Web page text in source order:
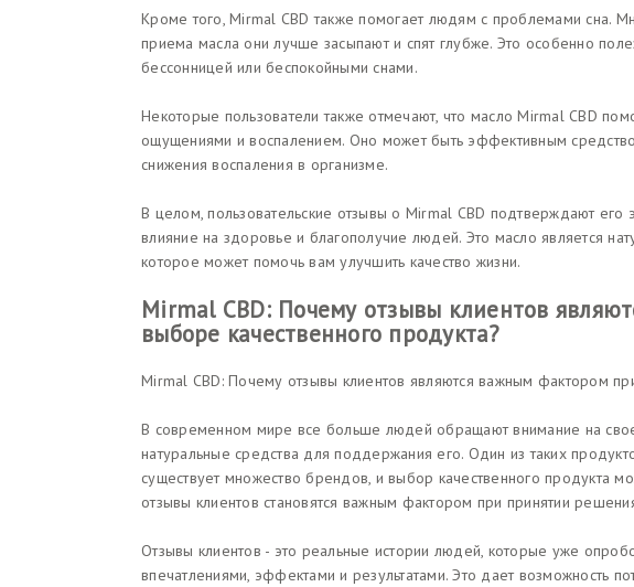
Кроме того, Mirmal CBD также помогает людям с проблемами сна.
приема масла они лучше засыпают и спят глубже. Это особенно
бессонницей или беспокойными снами.
Некоторые пользователи также отмечают, что масло Mirmal CBD
ощущениями и воспалением. Оно может быть эффективным
снижения воспаления в организме.
В целом, пользовательские отзывы о Mirmal CBD подтверждают его
влияние на здоровье и благополучие людей. Это масло является
которое может помочь вам улучшить качество жизни.
Mirmal CBD: Почему отзывы клиентов
выборе качественного продукта?
Mirmal CBD: Почему отзывы клиентов являются важным фактором
В современном мире все больше людей обращают внимание на свое
натуральные средства для поддержания его. Один из таких
существует множество брендов, и выбор качественного продукта
отзывы клиентов становятся важным фактором при принятии
Отзывы клиентов - это реальные истории людей, которые уже
впечатлениями, эффектами и результатами. Это дает возможность